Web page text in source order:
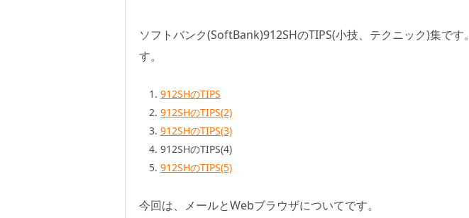
ソフトバンク(SoftBank)912SHのTIPS(小技、テクニック)集です。
す。
912SHのTIPS
912SHのTIPS(2)
912SHのTIPS(3)
912SHのTIPS(4)
912SHのTIPS(5)
今回は、メールとWebブラウザについてです。